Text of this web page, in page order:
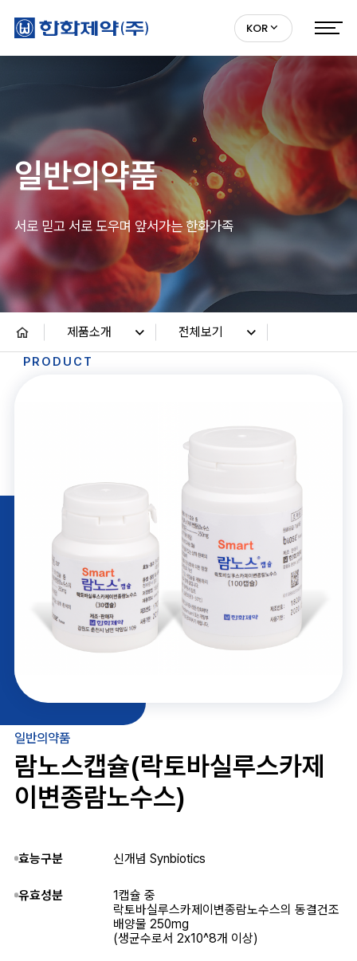
KOR
일반의약품
서로 믿고 서로 도우며 앞서가는 한화가족
제품소개 전체보기
PRODUCT
일반의약품
람노스캡슐(락토바실루스카제
이변종람노수스)
효능구분 신개념 Synbiotics
유효성분
1캡슐 중
락토바실루스카제이변종람노수스의 동결건조
배양물 250mg
(생균수로서 2x10^8개 이상)